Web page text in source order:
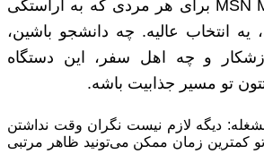
شیائومی MSN Mason H3 برای هر مردی که به آراستگی
انتخاب عالیه. چه دانشجو باشین،
و چه اهل سفر، این دستگاه
تو مسیر جذابیت باشه.
دیگه لازم نیست نگران وقت نداشتن
کمترین زمان ممکن می‌تونید ظاهر مرتبی